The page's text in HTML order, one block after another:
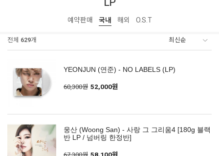
예약판매 국내 해외 O.S.T
전체 629개
YEONJUN (연준) - NO LABELS (LP)
60,300원 52,000원
웅산 (Woong San) - 사랑 그 그리움4 [180g 블랙
반 LP / 넘버링 한정반]